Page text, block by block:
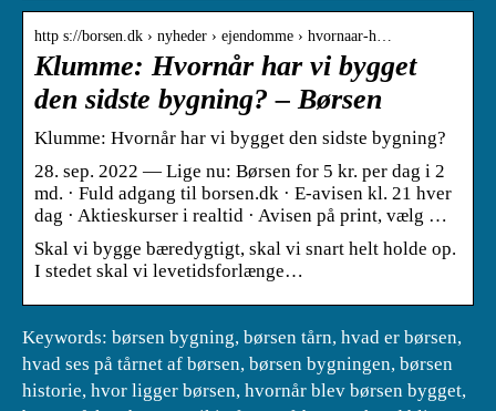
http s://borsen.dk › nyheder › ejendomme › hvornaar-h…
Klumme: Hvornår har vi bygget
den sidste bygning? – Børsen
Klumme: Hvornår har vi bygget den sidste bygning?
28. sep. 2022 — Lige nu: Børsen for 5 kr. per dag i 2
md. · Fuld adgang til borsen.dk · E-avisen kl. 21 hver
dag · Aktieskurser i realtid · Avisen på print, vælg …
Skal vi bygge bæredygtigt, skal vi snart helt holde op.
I stedet skal vi levetidsforlænge…
Keywords: børsen bygning, børsen tårn, hvad er børsen,
hvad ses på tårnet af børsen, børsen bygningen, børsen
historie, hvor ligger børsen, hvornår blev børsen bygget,